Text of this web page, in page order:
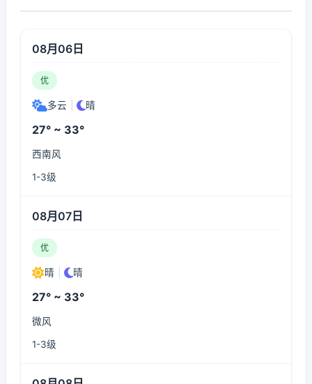
08月06日
优
多云 晴
27° ~ 33°
西南风
1-3级
08月07日
优
晴 晴
27° ~ 33°
微风
1-3级